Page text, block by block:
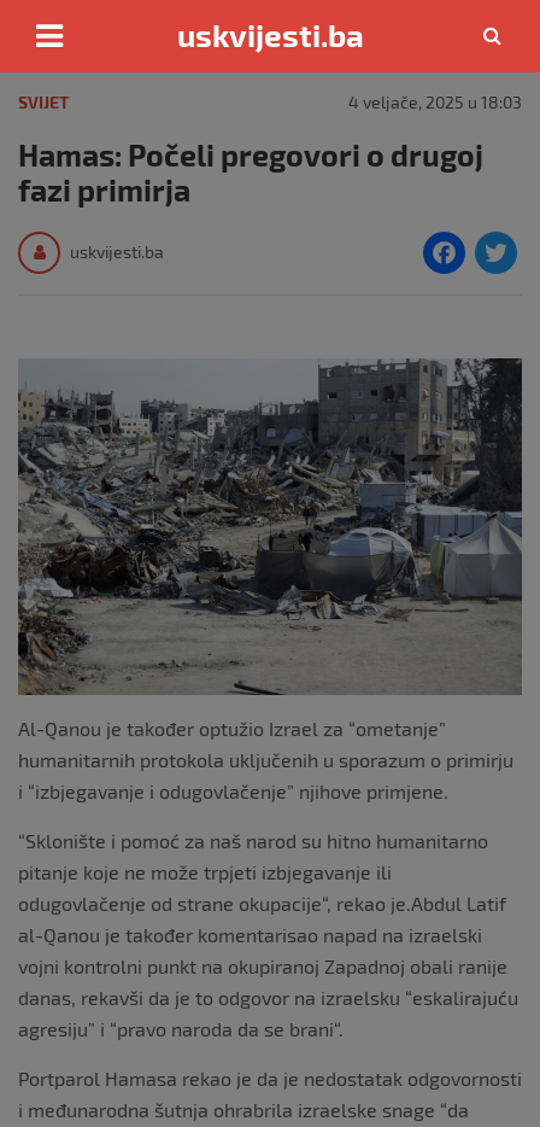
content
uskvijesti.ba
SVIJET 4 veljače, 2025 u 18:03
Hamas: Počeli pregovori o drugoj
fazi primirja
uskvijesti.ba
F
e
b
o
o
k
Al-Qanou je također optužio Izrael za “ometanje”
humanitarnih protokola uključenih u sporazum o primirju
i “izbjegavanje i odugovlačenje” njihove primjene.
“Sklonište i pomoć za naš narod su hitno humanitarno
pitanje koje ne može trpjeti izbjegavanje ili
odugovlačenje od strane okupacije“, rekao je.Abdul Latif
al-Qanou je također komentarisao napad na izraelski
vojni kontrolni punkt na okupiranoj Zapadnoj obali ranije
danas, rekavši da je to odgovor na izraelsku “eskalirajuću
agresiju” i “pravo naroda da se brani“.
Portparol Hamasa rekao je da je nedostatak odgovornosti
i međunarodna šutnja ohrabrila izraelske snage “da